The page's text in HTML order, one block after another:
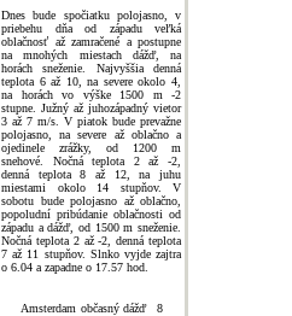
Dnes bude spočiatku polojasno, v
priebehu dňa od západu veľká
oblačnosť až zamračené a postupne
na mnohých miestach dážď, na
horách sneženie. Najvyššia denná
teplota 6 až 10, na severe okolo 4,
na horách vo výške 1500 m -2
stupne. Južný až juhozápadný vietor
3 až 7 m/s. V piatok bude prevažne
polojasno, na severe až oblačno a
ojedinele zrážky, od 1200 m
snehové. Nočná teplota 2 až -2,
denná teplota 8 až 12, na juhu
miestami okolo 14 stupňov. V
sobotu bude polojasno až oblačno,
popoludní pribúdanie oblačnosti od
západu a dážď, od 1500 m sneženie.
Nočná teplota 2 až -2, denná teplota
7 až 11 stupňov. Slnko vyjde zajtra
o 6.04 a zapadne o 17.57 hod.
Amsterdam občasný dážď
8